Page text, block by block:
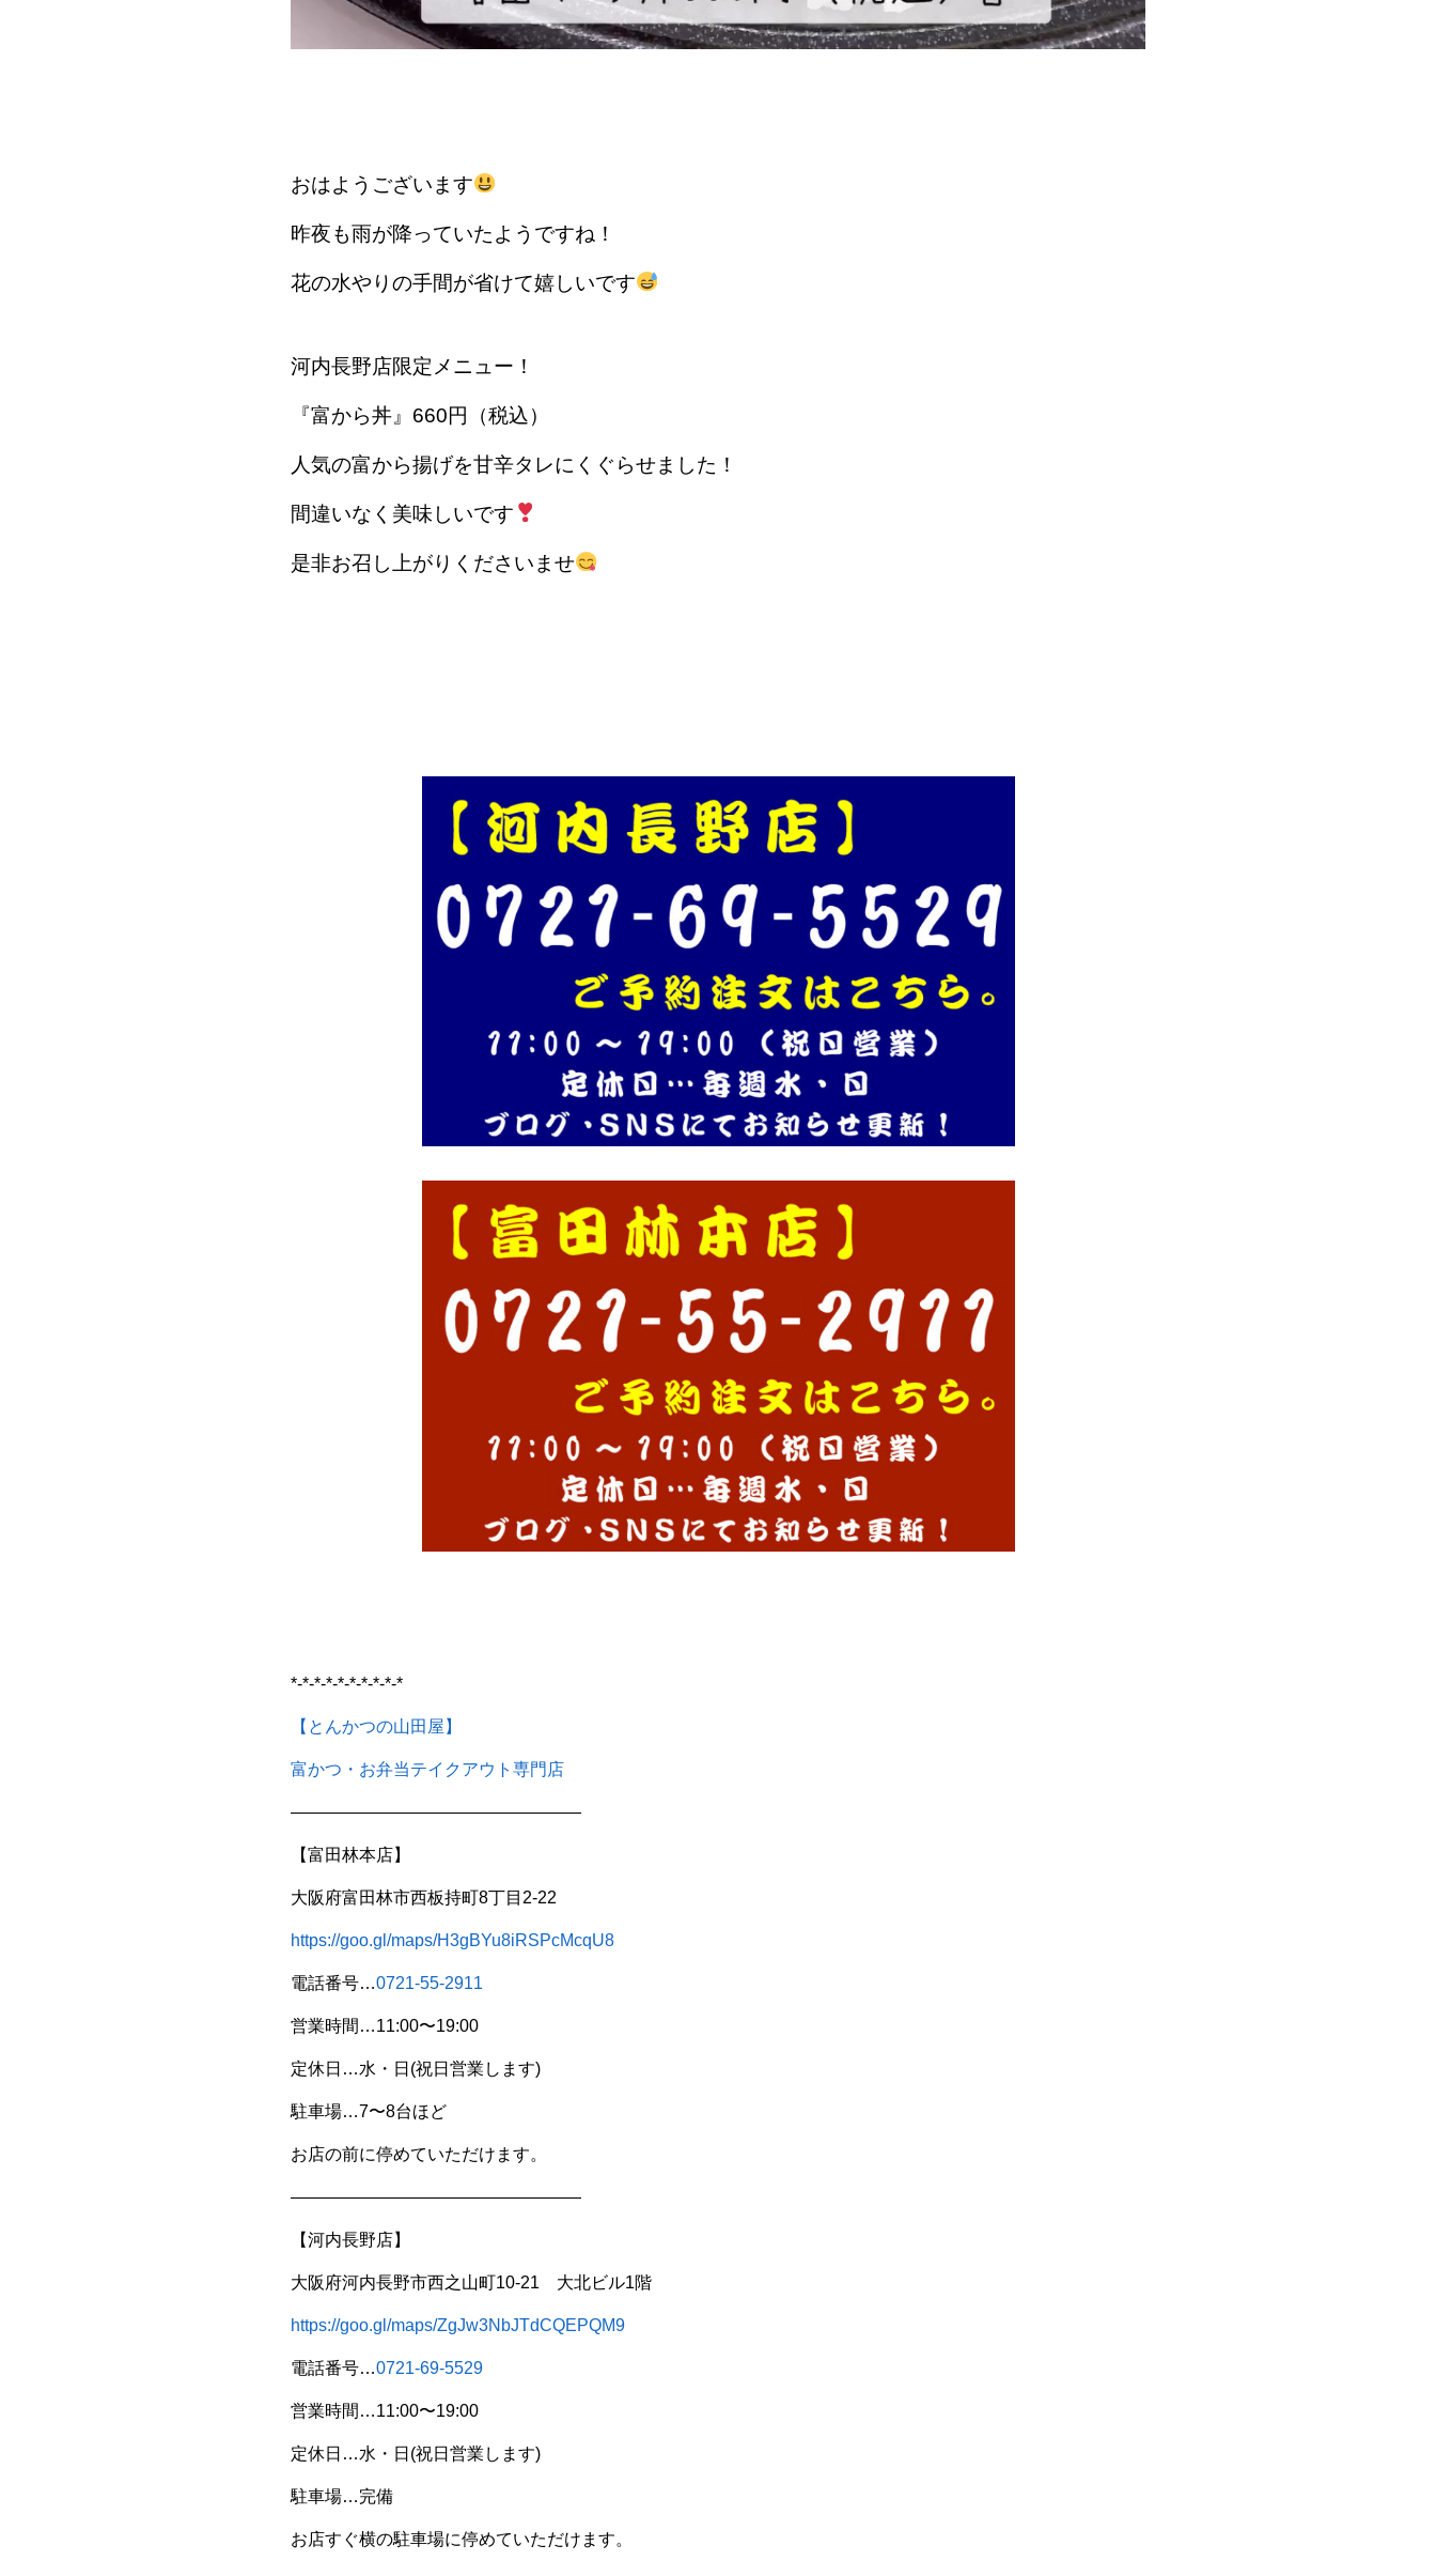
おはようございます
昨夜も雨が降っていたようですね！
花の水やりの手間が省けて嬉しいです
河内長野店限定メニュー！
『富から丼』660円（税込）
人気の富から揚げを甘辛タレにくぐらせました！
間違いなく美味しいです
是非お召し上がりくださいませ
*-*-*-*-*-*-*-*-*-*
【とんかつの山田屋】
富かつ・お弁当テイクアウト専門店
—————————————————
【富田林本店】
大阪府富田林市西板持町8丁目2-22
https://goo.gl/maps/H3gBYu8iRSPcMcqU8
電話番号…0721-55-2911
営業時間…11:00〜19:00
定休日…水・日(祝日営業します)
駐車場…7〜8台ほど
お店の前に停めていただけます。
—————————————————
【河内長野店】
大阪府河内長野市西之山町10-21 大北ビル1階
https://goo.gl/maps/ZgJw3NbJTdCQEPQM9
電話番号…0721-69-5529
営業時間…11:00〜19:00
定休日…水・日(祝日営業します)
駐車場…完備
お店すぐ横の駐車場に停めていただけます。